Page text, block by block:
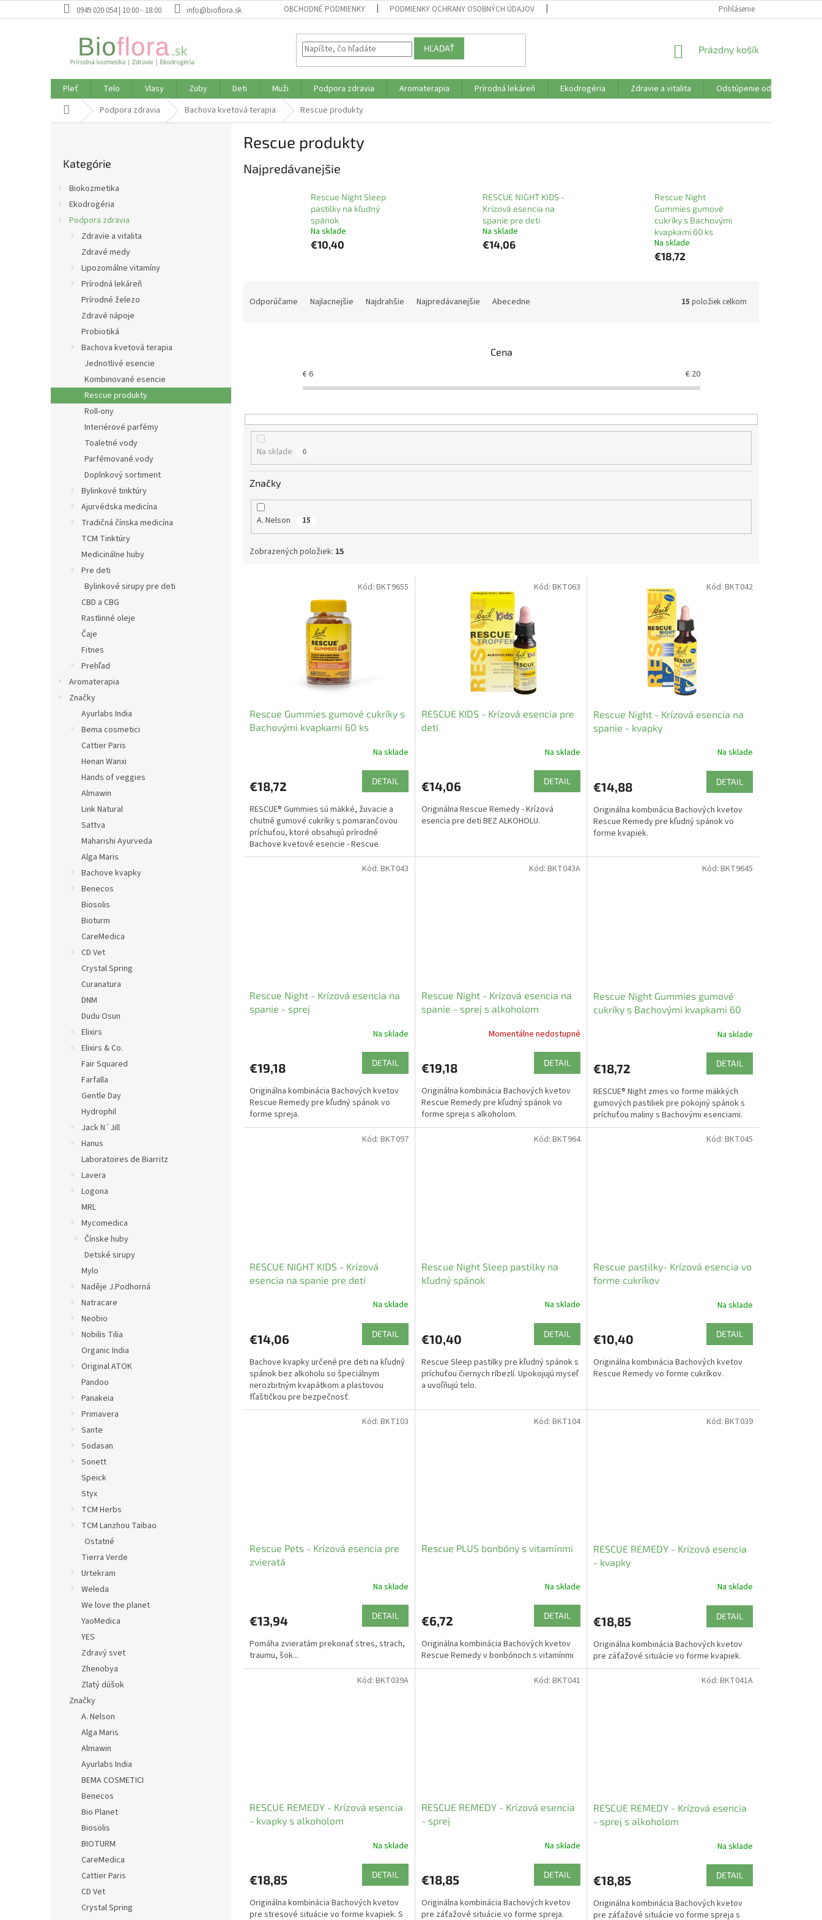
na
0949 020 054 | 10:00 - 18:00 info@bioflora.sk OBCHODNÉ PODMIENKY PODMIENKY OCHRANY OSOBNÝCH ÚDAJOV DOPRAVA PLATBA
Prihlásenie
HĽADAŤ
NÁKUPNÝ
Prázdny košík
Pleť Telo Vlasy Zuby Deti Muži Podpora zdravia Aromaterapia Prírodná lekáreň Ekodrogéria Zdravie a vitalita
Odstúpenie od zmluvy
DomovPodpora zdravia Bachova kvetová terapia Rescue produkty
kategórie
Kategórie
Biokozmetika
Ekodrogéria
Podpora zdravia
Zdravie a vitalita
Zdravé medy
Lipozomálne vitamíny
Prírodná lekáreň
Prírodné železo
Zdravé nápoje
Probiotiká
Bachova kvetová terapia
Jednotlivé esencie
Kombinované esencie
Rescue produkty
Roll-ony
Interiérové parfémy
Toaletné vody
Parfémované vody
Doplnkový sortiment
Bylinkové tinktúry
Ajurvédska medicína
Tradičná čínska medicína
TCM Tinktúry
Medicinálne huby
Pre deti
Bylinkové sirupy pre deti
CBD a CBG
Rastlinné oleje
Čaje
Fitnes
Prehľad
Aromaterapia
Značky
Ayurlabs India
Bema cosmetici
Cattier Paris
Henan Wanxi
Hands of veggies
Almawin
Link Natural
Sattva
Maharishi Ayurveda
Alga Maris
Bachove kvapky
Benecos
Biosolis
Bioturm
CareMedica
CD Vet
Crystal Spring
Curanatura
DNM
Dudu Osun
Elixirs
Elixirs & Co.
Fair Squared
Farfalla
Gentle Day
Hydrophil
Jack N´Jill
Hanus
Laboratoires de Biarritz
Lavera
Logona
MRL
Mycomedica
Čínske huby
Detské sirupy
Mylo
Naděje J.Podhorná
Natracare
Neobio
Nobilis Tilia
Organic India
Original ATOK
Pandoo
Panakeia
Primavera
Sante
Sodasan
Sonett
Speick
Styx
TCM Herbs
TCM Lanzhou Taibao
Ostatné
Tierra Verde
Urtekram
Weleda
We love the planet
YaoMedica
YES
Zdravý svet
Zhenobya
Zlatý dúšok
Značky
A. Nelson
Alga Maris
Almawin
Ayurlabs India
BEMA COSMETICI
Benecos
Bio Planet
Biosolis
BIOTURM
CareMedica
Cattier Paris
CD Vet
Crystal Spring
Rescue produkty
Najpredávanejšie
Rescue Night Sleep
pastilky na kľudný
spánok
Na sklade
€10,40
RESCUE NIGHT KIDS -
Krízová esencia na
spanie pre deti
Na sklade
€14,06
Rescue Night
Gummies gumové
cukríky s Bachovými
kvapkami 60 ks
Na sklade
€18,72
d
Odporúčame Najlacnejšie Najdrahšie Najpredávanejšie Abecedne 15 položiek celkom
Cena
€6 € 20
Na sklade 0
Značky
A. Nelson 15
Zobrazených položiek: 15
Rescue Gummies gumové cukríky s
Bachovými kvapkami 60 ks
Na sklade
€18,72 DETAIL
RESCUE® Gummies sú mäkké, žuvacie a
chutné gumové cukríky s pomarančovou
príchuťou, ktoré obsahujú prírodné
Bachove kvetové esencie - Rescue
Remedy kvapky.
Kód: BKT9655
RESCUE KIDS - Krízová esencia pre
deti
Na sklade
€14,06 DETAIL
Originálna Rescue Remedy - Krízová
esencia pre deti BEZ ALKOHOLU.
Kód: BKT063
Rescue Night - Krízová esencia na
spanie - kvapky
Na sklade
€14,88 DETAIL
Originálna kombinácia Bachových kvetov
Rescue Remedy pre kľudný spánok vo
forme kvapiek.
Kód: BKT042
Rescue Night - Krízová esencia na
spanie - sprej
Na sklade
€19,18 DETAIL
Originálna kombinácia Bachových kvetov
Rescue Remedy pre kľudný spánok vo
forme spreja.
Kód: BKT043
Rescue Night - Krízová esencia na
spanie - sprej s alkoholom
Momentálne nedostupné
€19,18 DETAIL
Originálna kombinácia Bachových kvetov
Rescue Remedy pre kľudný spánok vo
forme spreja s alkoholom.
Kód: BKT043A
Rescue Night Gummies gumové
cukríky s Bachovými kvapkami 60
Na sklade
€18,72 DETAIL
RESCUE® Night zmes vo forme mäkkých
gumových pastiliek pre pokojný spánok s
príchuťou maliny s Bachovými esenciami.
Kód: BKT9645
RESCUE NIGHT KIDS - Krízová
esencia na spanie pre deti
Na sklade
€14,06 DETAIL
Bachove kvapky určené pre deti na kľudný
spánok bez alkoholu so špeciálnym
nerozbitným kvapátkom a plastovou
fľaštičkou pre bezpečnosť.
Kód: BKT097
Rescue Night Sleep pastilky na
kľudný spánok
Na sklade
€10,40 DETAIL
Rescue Sleep pastilky pre kľudný spánok s
príchuťou čiernych ríbezlí. Upokojujú myseľ
a uvoľňujú telo.
Kód: BKT964
Rescue pastilky- Krízová esencia vo
forme cukríkov
Na sklade
€10,40 DETAIL
Originálna kombinácia Bachových kvetov
Rescue Remedy vo forme cukríkov.
Kód: BKT045
Rescue Pets - Krízová esencia pre
zvieratá
Na sklade
€13,94 DETAIL
Pomáha zvieratám prekonať stres, strach,
traumu, šok...
Kód: BKT103
Rescue PLUS bonbóny s vitamínmi
Na sklade
€6,72 DETAIL
Originálna kombinácia Bachových kvetov
Rescue Remedy v bonbónoch s vitamínmi
Kód: BKT104
RESCUE REMEDY - Krízová esencia
- kvapky
Na sklade
€18,85 DETAIL
Originálna kombinácia Bachových kvetov
pre záťažové situácie vo forme kvapiek.
Kód: BKT039
RESCUE REMEDY - Krízová esencia
- kvapky s alkoholom
Na sklade
€18,85 DETAIL
Originálna kombinácia Bachových kvetov
pre stresové situácie vo forme kvapiek. S
Kód: BKT039A
RESCUE REMEDY - Krízová esencia
- sprej
Na sklade
€18,85 DETAIL
Originálna kombinácia Bachových kvetov
pre záťažové situácie vo forme spreja.
Kód: BKT041
RESCUE REMEDY - Krízová esencia
- sprej s alkoholom
Na sklade
€18,85 DETAIL
Originálna kombinácia Bachových kvetov
pre záťažové situácie vo forme spreja s
Kód: BKT041A